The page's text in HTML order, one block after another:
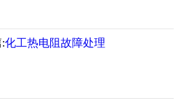
化工热电阻故障处理